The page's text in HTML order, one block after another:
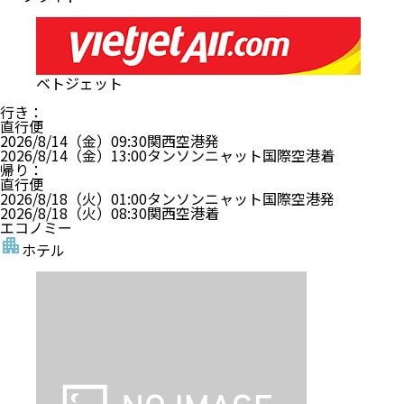
ベトジェット
行き ：
直行便
2026/8/14（金） 09:30関西空港発
2026/8/14（金） 13:00タンソンニャット国際空港着
帰り ：
直行便
2026/8/18（火） 01:00タンソンニャット国際空港発
2026/8/18（火） 08:30関西空港着
エコノミー
ホテル